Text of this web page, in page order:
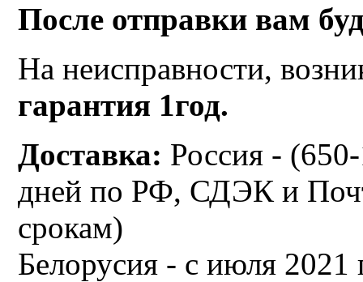
После отправки вам
На неисправности,
гарантия 1год.
Доставка: Россия -
дней по РФ, СДЭК и
срокам)
Белорусия - с июля